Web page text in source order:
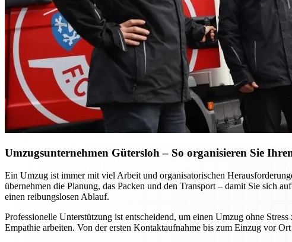
Umzugsunternehmen Gütersloh – So organisieren Sie
Ein Umzug ist immer mit viel Arbeit und organisatorischen
übernehmen die Planung, das Packen und den Transport – damit Sie sich
einen reibungslosen Ablauf.
Professionelle Unterstützung ist entscheidend, um einen Umzug ohne
Empathie arbeiten. Von der ersten Kontaktaufnahme bis zum Einzug vor